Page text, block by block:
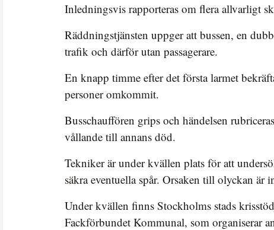
Inledningsvis rapporteras om flera allvarligt
Räddningstjänsten uppger att bussen, en
trafik och därför utan passagerare.
En knapp timme efter det första larmet
personer omkommit.
Busschauffören grips och händelsen
vållande till annans död.
Tekniker är under kvällen plats för att
säkra eventuella spår. Orsaken till olyckan är
Under kvällen finns Stockholms stads
Fackförbundet Kommunal, som organiserar